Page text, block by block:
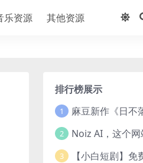
乐资源 其他资源
排行榜展示
1
2
3